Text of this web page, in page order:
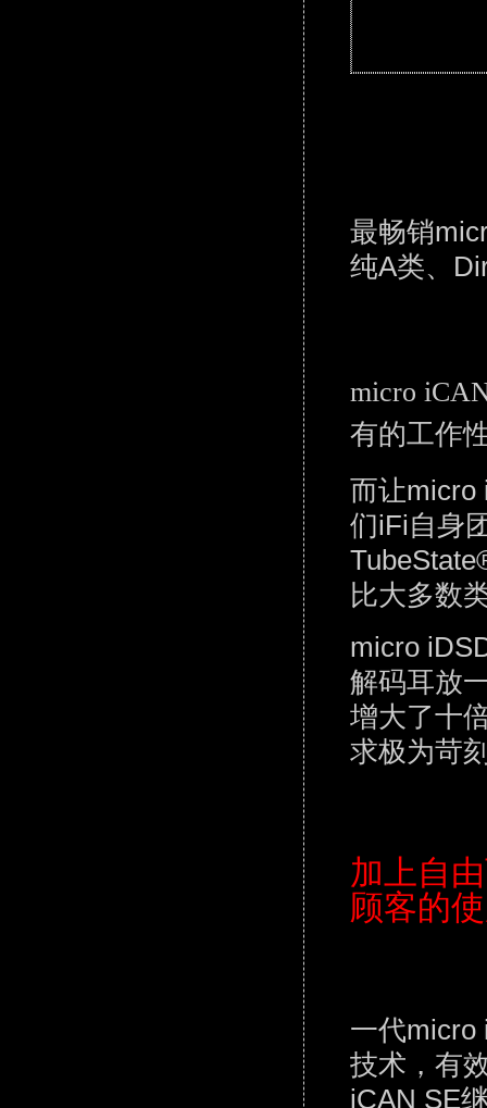
最畅销
纯A类、
micro
有的工作
而让micro
们iFi自身
比大多数
micro
解码耳放
增大了十
求极为苛
加上自
顾客的
一代micro
技术，有
iCAN SE